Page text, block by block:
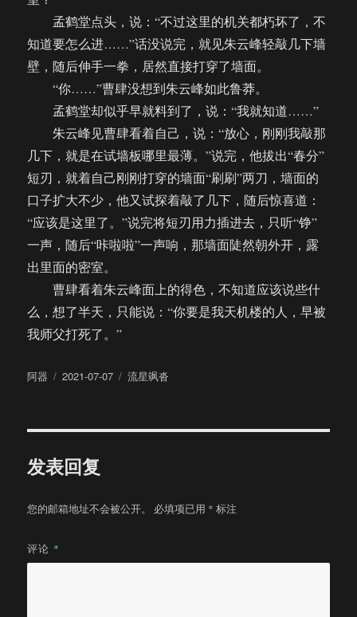
孟鹤堂点头，说：“不过这里的机关都朽坏了，不
知道要怎么进……”话没说完，就见朱云峰轻敲几下墙
壁，随后伸手一拳，居然直接打穿了墙面。
“你……”曹肆没想到朱云峰如此鲁莽。
孟鹤堂却似乎早就料到了，说：“我就知道……”
朱云峰见曹肆看着自己，说：“放心，刚刚我敲那
几下，就是在试墙板哪里最薄。”说完，他拔出“春分”
短刃，就着自己刚刚打穿的墙面“刷刷”两刀，墙面的
口子扩大不少，他又试探着敲了几下，随后惊喜道：
“应该是这里了。”说完将短刃用力插进去，只听“铮”
一声，随后“咔啦啦”一声响，那墙面陡然朝外开，露
出里面的密室。
曹肆看着朱云峰面上的得色，不知道应该说些什
么，想了半天，只能说：“你要是我天机楼的人，早被
我师父打死了。”
作
阿器
发
2021-07-07
分
流星飒沓
发表回复
您的邮箱地址不会被公开。 必填项已用 * 标注
评论 *